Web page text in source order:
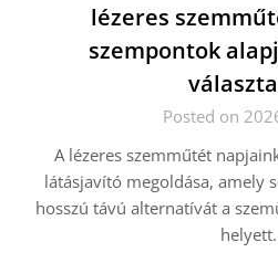
lézeres
szempontok
Posted on
A lézeres szemműtét
látásjavító megoldása, amely
hosszú távú alternatívát a
helyett.